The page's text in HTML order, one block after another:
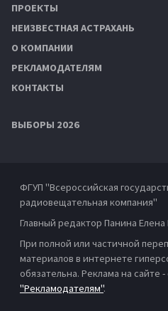
ПРОЕКТЫ
НЕИЗВЕСТНАЯ АСТРАХАНЬ
О КОМПАНИИ
РЕКЛАМОДАТЕЛЯМ
КОНТАКТЫ
ВЫБОРЫ 2026
ФГУП "Всероссийская
радиовещательная компания"
Главный редактор Панина Елена
При полной или частичной
материалов в интернете
обязательна. Реклама на сайте
"Рекламодателям".